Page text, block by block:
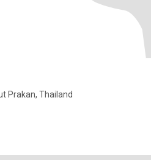
Prakan, Thailand